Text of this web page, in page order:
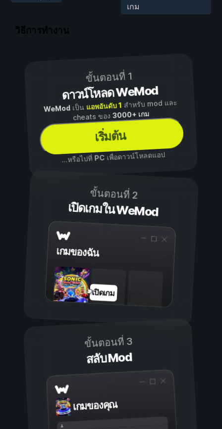
เกม
วิธีการทำงาน
ขั้นตอนที่ 1
ดาวน์โหลด WeMod
WeModเป็น แอพอันดับ 1 สำหรับ mod และ
cheats ของ3000+ เกม
เริ่มต้น
...หรือไปที่ PCเพื่อดาวน์โหลดแอป
ขั้นตอนที่ 2
เปิดเกมใน WeMod
เกมของฉัน
เปิดเกม
ขั้นตอนที่ 3
สลับ Mod
เกมของคุณ